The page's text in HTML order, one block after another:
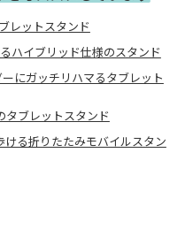
レットスタンド
ハイブリッド仕様のスタンド
にガッチリハマるタブレット
タブレットスタンド
る折りたたみモバイルスタン